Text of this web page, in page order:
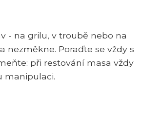
- na grilu, v troubě nebo na
nezměkne. Poraďte se vždy s
při restování masa vždy
manipulaci.